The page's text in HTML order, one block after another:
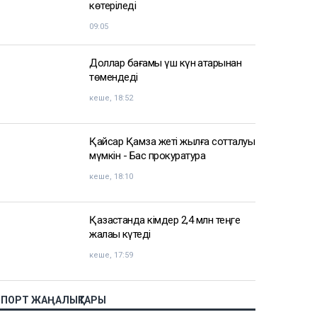
көтеріледі
09:05
Доллар бағамы үш күн қатарынан
төмендеді
кеше, 18:52
Қайсар Қамза жеті жылға сотталуы
мүмкін - Бас прокуратура
кеше, 18:10
Қазақстанда кімдер 2,4 млн теңге
жалақы күтеді
кеше, 17:59
ЖАҢАЛЫҚТАРЫ